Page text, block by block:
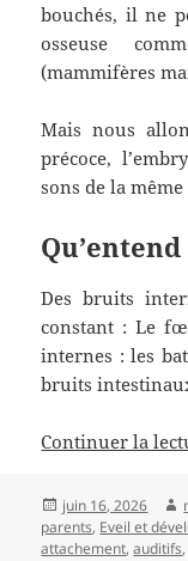
bouchés, il ne
osseuse
(mammifères
Mais nous
précoce,
sons de la
Des bruits
constant : Le
internes : les
bruits
Continuer la
Publié
le
juin 16, 2026
parents, Eveil et
attachement,auditifs,